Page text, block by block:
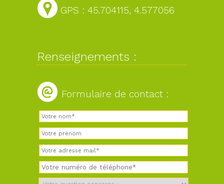
GPS : 45.704115, 4.577056
Renseignements :
Formulaire de contact :